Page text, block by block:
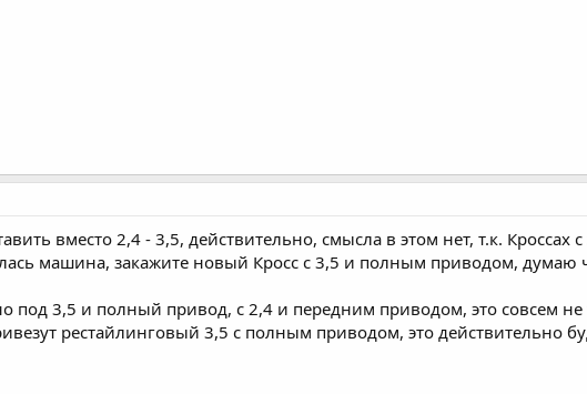
вместо 2,4 - 3,5, действительно, смысла в этом нет, т.к. Кроссах
машина, закажите новый Кросс с 3,5 и полным приводом, думаю
под 3,5 и полный привод, с 2,4 и передним приводом, это совсем не
рестайлинговый 3,5 с полным приводом, это действительно